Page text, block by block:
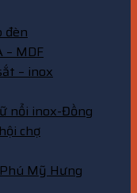
đèn
– MDF
– inox
nổi inox-Đồng
chợ
Mỹ Hưng